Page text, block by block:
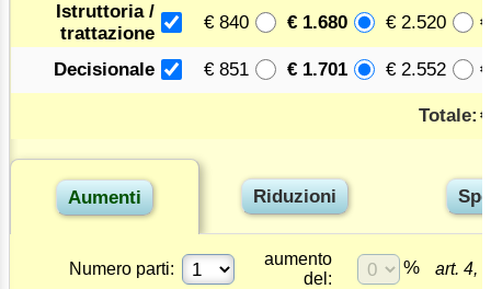
Istruttoria /
trattazione
€ 840 € 1.680 € 2.520
Decisionale € 851 € 1.701 € 2.552
Totale:
Numero parti:
aumento
del:
% art. 4,